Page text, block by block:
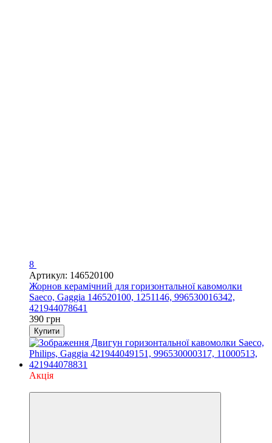
8
Артикул: 146520100
Жорнов керамічний для горизонтальної кавомолки
Saeco, Gaggia 146520100, 1251146, 996530016342,
421944078641
390 грн
Купити
Акція